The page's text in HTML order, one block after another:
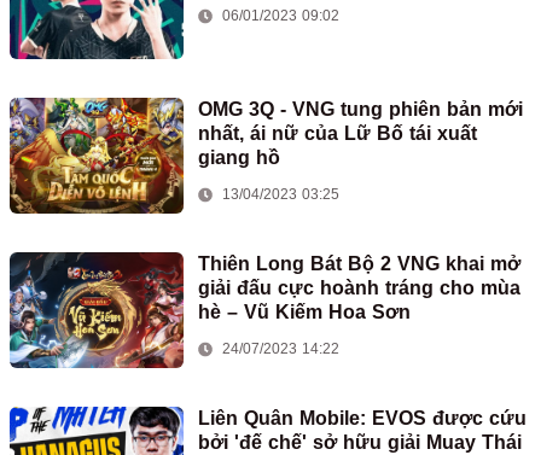
06/01/2023 09:02
OMG 3Q - VNG tung phiên bản mới
nhất, ái nữ của Lữ Bố tái xuất
giang hồ
13/04/2023 03:25
Thiên Long Bát Bộ 2 VNG khai mở
giải đấu cực hoành tráng cho mùa
hè – Vũ Kiếm Hoa Sơn
24/07/2023 14:22
Liên Quân Mobile: EVOS được cứu
bởi 'đế chế' sở hữu giải Muay Thái